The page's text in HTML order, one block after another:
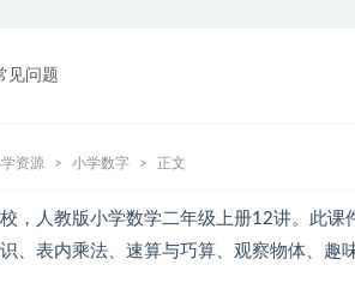
见问题
资源 小学数字 正文
，人教版小学数学二年级上册12讲。此
、表内乘法、速算与巧算、观察物体、趣